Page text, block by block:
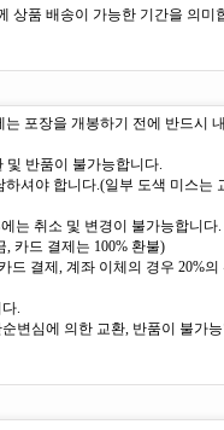
상품 배송이 가능한 기간을 의미
포장을 개봉하기 전에 반드시
반품이 불가능합니다.
셔야 합니다.(일부 도색 미스는
는 취소 및 변경이 불가능합니다
카드 결제는 100% 환불)
결제, 계좌 이체의 경우 20%
.
변심에 의한 교환, 반품이 불가